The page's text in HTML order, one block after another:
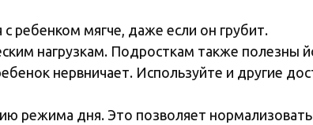
ребенком мягче, даже если он грубит.
нагрузкам. Подросткам также полезны
нервничает. Используйте и другие
режима дня. Это позволяет